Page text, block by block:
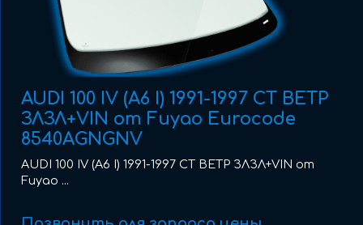
AUDI 100 IV (A6 I) 1991-1997 СТ ВЕТР
ЗЛЗЛ+VIN от Fuyao Eurocode
8540AGNGNV
AUDI 100 IV (A6 I) 1991-1997 СТ ВЕТР ЗЛЗЛ+VIN от
Fuyao ...